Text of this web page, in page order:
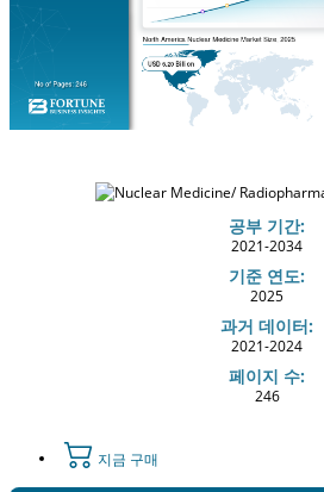
공부 기간:
2021-2034
기준 연도:
2025
과거 데이터:
2021-2024
페이지 수:
246
지금 구매